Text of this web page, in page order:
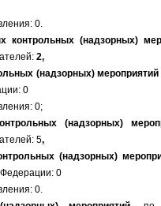
0.
контрольных (надзорных)
2,
(надзорных) мероприятий
0
0;
(надзорных)
5,
(надзорных)
Федерации: 0
0.